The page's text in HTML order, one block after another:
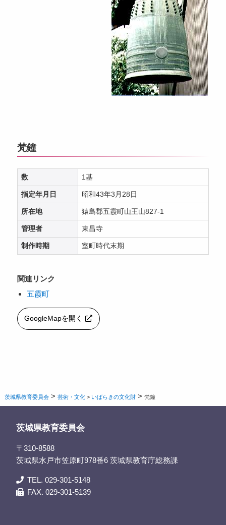
梵鐘
数 1基
指定年月日 昭和43年3月28日
所在地 猿島郡五霞町山王山827-1
管理者 東昌寺
制作時期 室町時代末期
関連リンク
五霞町
GoogleMapを開く
茨城県教育委員会 >芸術・文化 > いばらきの文化財 >梵鐘
茨城県教育委員会
〒310-8588
茨城県水戸市笠原町978番6 茨城県教育庁総務課
TEL. 029-301-5148
FAX. 029-301-5139